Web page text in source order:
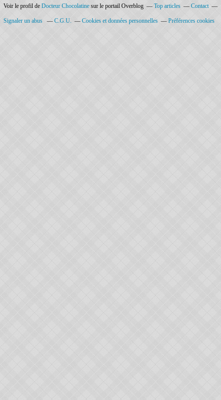
Voir le profil de Docteur Chocolatine sur le portail Overblog Top articles Contact
Signaler un abus C.G.U. Cookies et données personnelles Préférences cookies